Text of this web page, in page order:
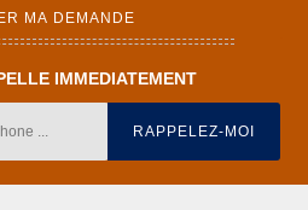
IMMEDIATEMENT